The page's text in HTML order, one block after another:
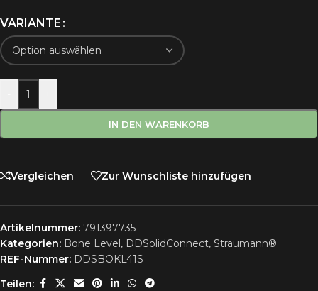
VARIANTE
IN DEN WARENKORB
Vergleichen Zur Wunschliste hinzufügen
Artikelnummer: 791397735
Kategorien: Bone Level, DDSolidConnect, Straumann®
REF-Nummer: DDSBOKL41S
Teilen: